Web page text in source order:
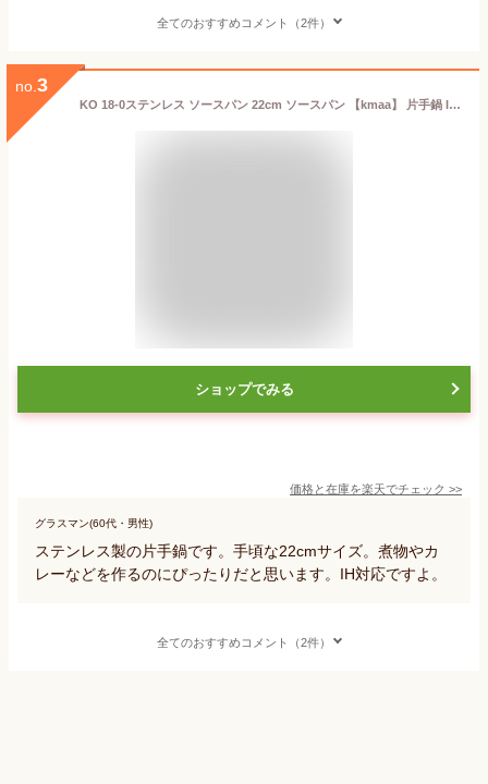
全てのおすすめコメント（2件）
no. 3
KO 18-0ステンレス ソースパン 22cm ソースパン 【kmaa】 片手鍋 IH対応 電磁調理器対応 ステンレス 業務用
ショップでみる
価格と在庫を楽天でチェック >>
グラスマン(60代・男性)
ステンレス製の片手鍋です。手頃な22cmサイズ。煮物やカ
レーなどを作るのにぴったりだと思います。IH対応ですよ。
全てのおすすめコメント（2件）